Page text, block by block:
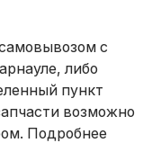
с
либо
пункт
возможно
Подробнее